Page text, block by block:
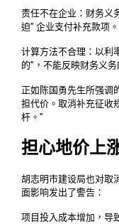
责任不在企业：财务义
迫” 企业支付补充款项。
计算方法不合理：以利
的”，不能反映财务义务
正如陈国勇先生所强调
担代价。取消补充征收
杆。”
担心地价上
胡志明市建设局也对取
面影响发出了警告：
项目投入成本增加，导